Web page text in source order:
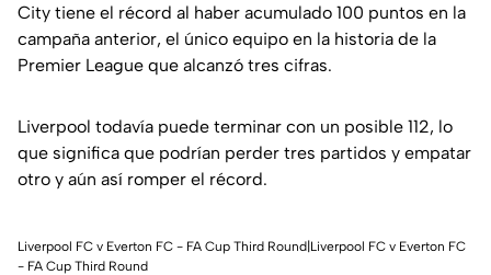
City tiene el récord al haber acumulado 100 puntos en la
campaña anterior, el único equipo en la historia de la
Premier League que alcanzó tres cifras.
Liverpool todavía puede terminar con un posible 112, lo
que significa que podrían perder tres partidos y empatar
otro y aún así romper el récord.
Liverpool FC v Everton FC - FA Cup Third Round|Liverpool FC v Everton FC
- FA Cup Third Round